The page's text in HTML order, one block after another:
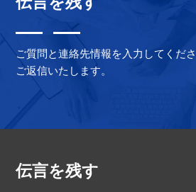
ご質問と連絡先情報を入力してくだ
ご返信いたします。
伝言を残す